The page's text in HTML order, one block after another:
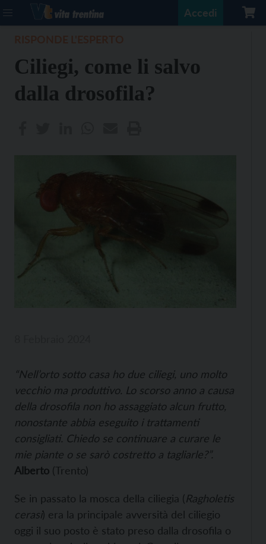
Accedi
Ciliegi, come li salvo
dalla drosofila?
“Nell’orto sotto casa ho due ciliegi, uno molto
vecchio ma produttivo. Lo scorso anno a causa
della drosofila non ho assaggiato alcun frutto,
nonostante abbia eseguito i trattamenti
consigliati. Chiedo se continuare a curare le
mie piante o se sarò costretto a tagliarle?”.
Alberto (Trento)
Se in passato la mosca della ciliegia (Ragholetis
cerasi) era la principale avversità del ciliegio
oggi il suo posto è stato preso dalla drosofila o